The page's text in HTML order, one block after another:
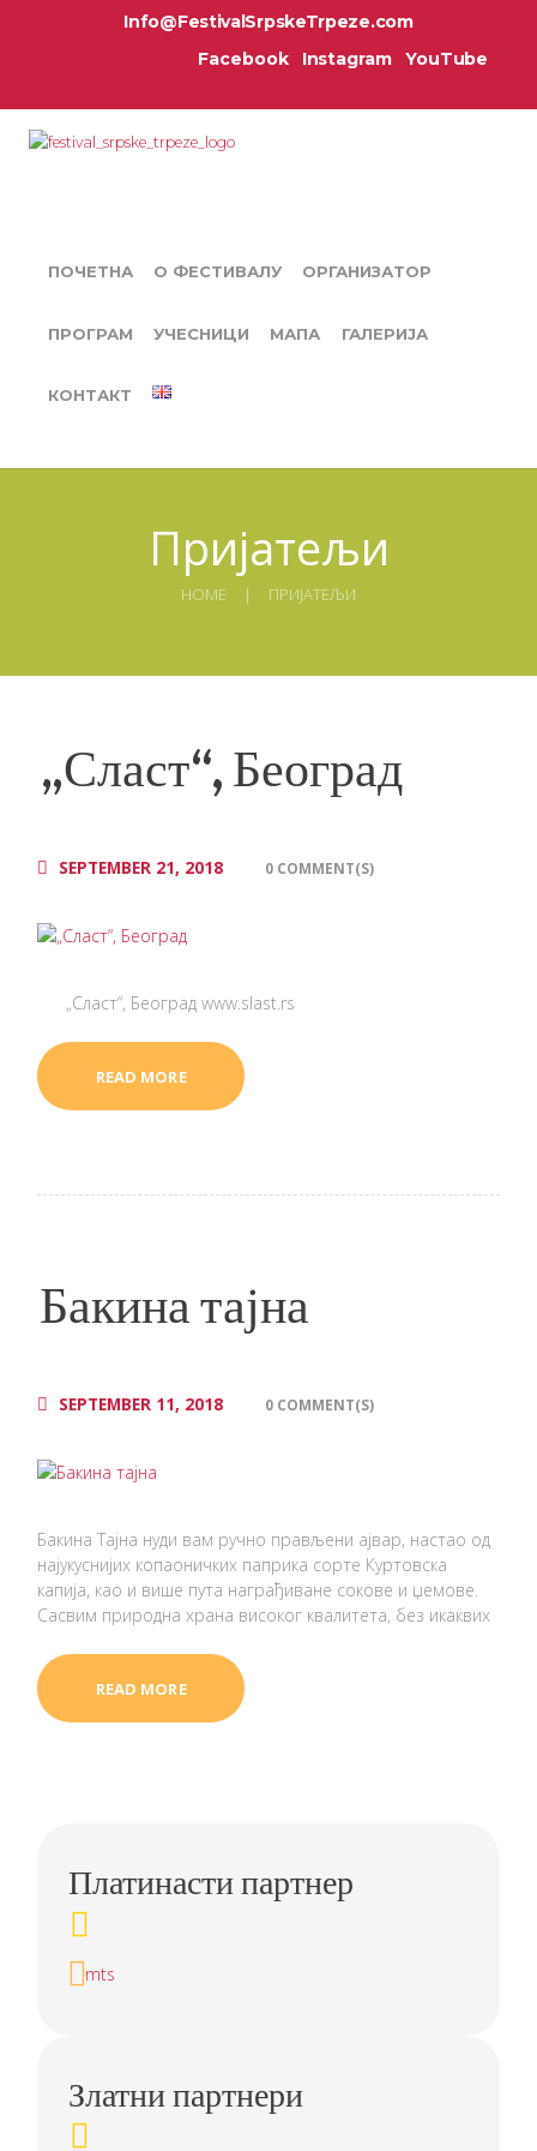
Info@FestivalSrpskeTrpeze.com
Facebook
Instagram YouTube
ПОЧЕТНА О ФЕСТИВАЛУ ОРГАНИЗАТОР
ПРОГРАМ УЧЕСНИЦИ МАПА ГАЛЕРИЈА
КОНТАКТ
Пријатељи
HOME ПРИЈАТЕЉИ
„Сласт“, Београд
SEPTEMBER 21, 2018 0 COMMENT(S)
„Сласт“, Београд www.slast.rs
READ MORE
Бакина тајна
SEPTEMBER 11, 2018 0 COMMENT(S)
Бакина Тајна нуди вам ручно прављени ајвар, настао од
најукуснијих копаоничких паприка сорте Куртовска
капија, као и више пута награђиване сокове и џемове.
Сасвим природна храна високог квалитета, без икаквих
READ MORE
Платинасти партнер
mts
Златни партнери